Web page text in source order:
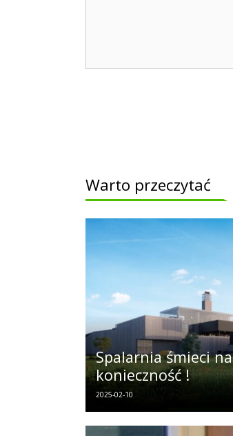
Warto przeczytać
Spalarnia śmieci
konieczność !
2025-02-10